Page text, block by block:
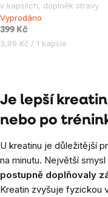
v kapslích, doplněk stravy
5,0
z
5
hvězdiček.
Vyprodáno
399 Kč
Měrná
3,99 Kč / 1 kapsle
Je lepší
nebo po
U kreatinu je důležitější
na minutu. Největší
postupně doplňovaly
Kreatin zvyšuje fyzickou